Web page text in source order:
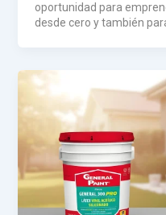
oportunidad para
desde cero y también